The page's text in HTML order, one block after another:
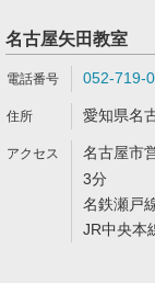
名古屋矢田教室
052-719-
愛知県名
名古屋市
3分
名鉄瀬戸
JR中央本